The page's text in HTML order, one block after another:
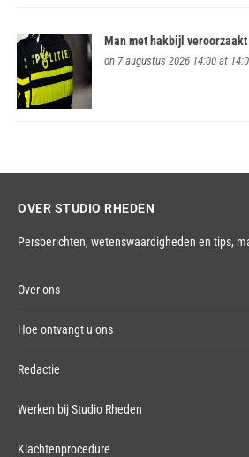
Man met hakbijl
on 7 augustus 2026 14:00 at
OVER STUDIO RHEDEN
Persberichten, wetenswaardigheden en tips,
Over ons
Hoe ontvangt u ons
Redactie
Werken bij Studio Rheden
Klachtenprocedure